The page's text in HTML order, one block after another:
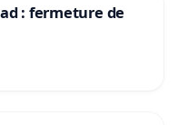
: fermeture de